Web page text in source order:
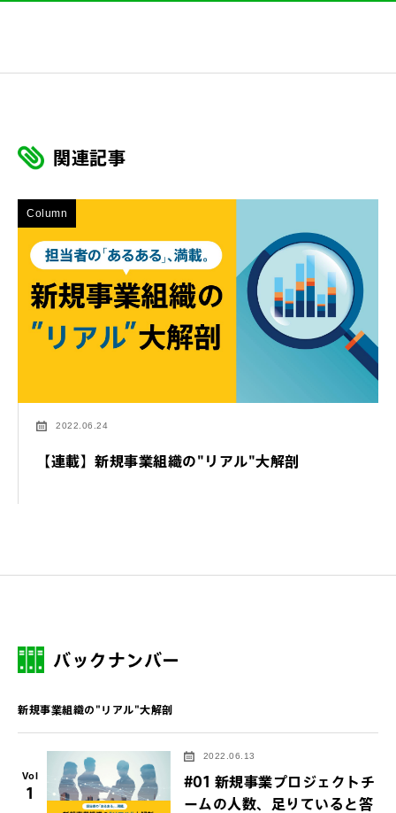
関連記事
Column
2022.06.24
【連載】新規事業組織の"リアル"大解剖
バックナンバー
新規事業組織の"リアル"大解剖
Vol
1
2022.06.13
#01 新規事業プロジェクトチ
ームの人数、足りていると答